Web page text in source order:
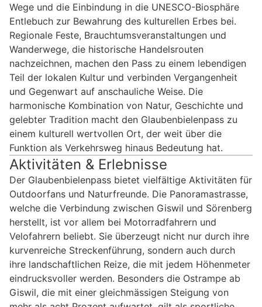
Wege und die Einbindung in die UNESCO-Biosphäre
Entlebuch zur Bewahrung des kulturellen Erbes bei.
Regionale Feste, Brauchtumsveranstaltungen und
Wanderwege, die historische Handelsrouten
nachzeichnen, machen den Pass zu einem lebendigen
Teil der lokalen Kultur und verbinden Vergangenheit
und Gegenwart auf anschauliche Weise. Die
harmonische Kombination von Natur, Geschichte und
gelebter Tradition macht den Glaubenbielenpass zu
einem kulturell wertvollen Ort, der weit über die
Funktion als Verkehrsweg hinaus Bedeutung hat.
Aktivitäten & Erlebnisse
Der Glaubenbielenpass bietet vielfältige Aktivitäten für
Outdoorfans und Naturfreunde. Die Panoramastrasse,
welche die Verbindung zwischen Giswil und Sörenberg
herstellt, ist vor allem bei Motorradfahrern und
Velofahrern beliebt. Sie überzeugt nicht nur durch ihre
kurvenreiche Streckenführung, sondern auch durch
ihre landschaftlichen Reize, die mit jedem Höhenmeter
eindrucksvoller werden. Besonders die Ostrampe ab
Giswil, die mit einer gleichmässigen Steigung von